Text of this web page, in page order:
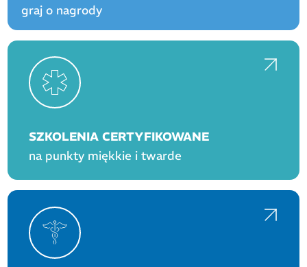
graj o nagrody
SZKOLENIA CERTYFIKOWANE
na punkty miękkie i twarde